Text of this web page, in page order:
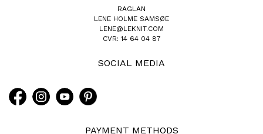
RAGLAN
LENE HOLME SAMSØE
LENE@LEKNIT.COM
CVR: 14 64 04 87
SOCIAL MEDIA
PAYMENT METHODS